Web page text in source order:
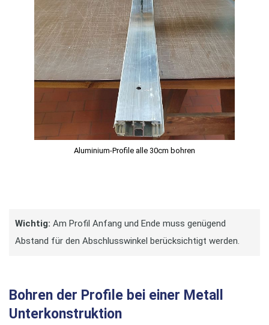
Aluminium-Profile alle 30cm bohren
Wichtig: Am Profil Anfang und Ende muss genügend
Abstand für den Abschlusswinkel berücksichtigt werden.
Bohren der Profile bei einer Metall
Unterkonstruktion